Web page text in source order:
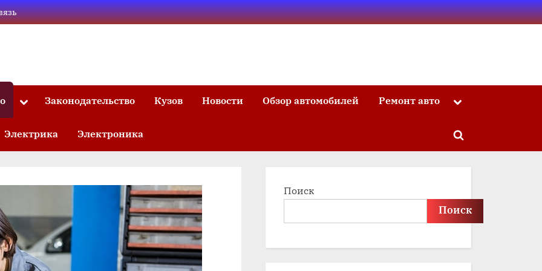
ToggleЗаконодательство Кузов Новости Обзор автомобилей Ремонт авто Toggle
Электрика Электроника
Toggle
Поиск
Поиск